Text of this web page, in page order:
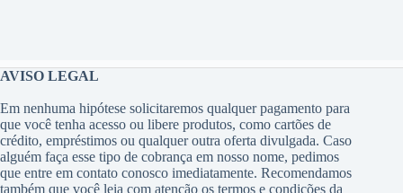
AVISO LEGAL
Em nenhuma hipótese solicitaremos qualquer pagamento para
que você tenha acesso ou libere produtos, como cartões de
crédito, empréstimos ou qualquer outra oferta divulgada. Caso
alguém faça esse tipo de cobrança em nosso nome, pedimos
que entre em contato conosco imediatamente. Recomendamos
também que você leia com atenção os termos e condições da